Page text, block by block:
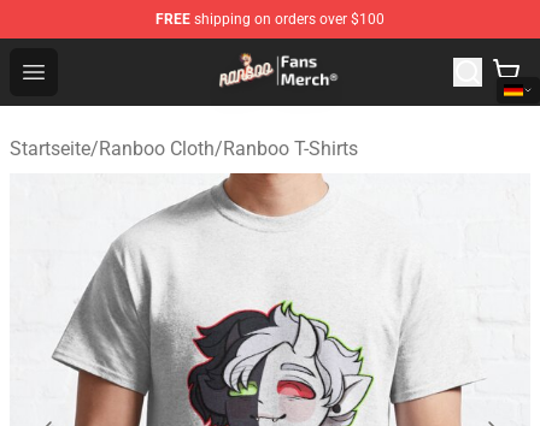
FREE shipping on orders over $100
Open menu
Ranboo Store - Official Ranboo Merchandise Shop
Startseite/Ranboo Cloth/Ranboo T-Shirts